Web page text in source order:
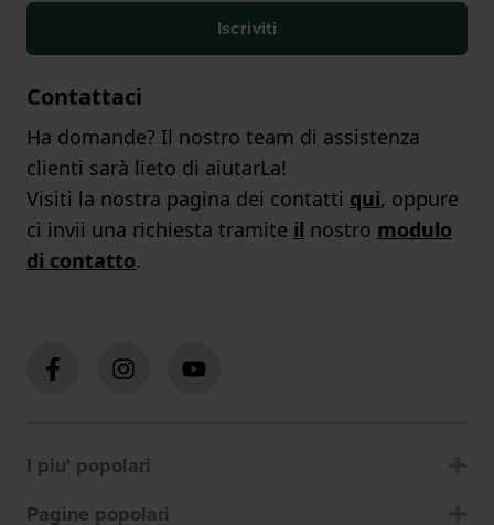
Iscriviti
Contattaci
Ha domande? Il nostro team di assistenza
clienti sarà lieto di aiutarLa!
Visiti la nostra pagina dei contatti qui, oppure
ci invii una richiesta tramite il nostro modulo
di contatto.
I piu' popolari
Pagine popolari